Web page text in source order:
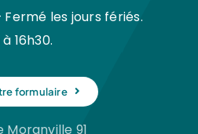
les jours fériés.
16h30.
formulaire
Moranville 91